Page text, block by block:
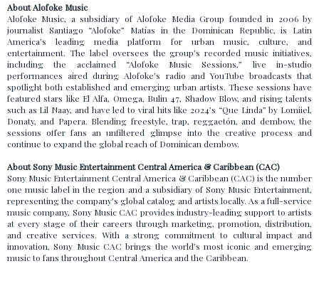
About Alofoke Music
Alofoke Music, a subsidiary of Alofoke Media Group founded in 2006 by
journalist Santiago “Alofoke” Matías in the Dominican Republic, is Latin
America’s leading media platform for urban music, culture, and
entertainment. The label oversees the group’s recorded music initiatives,
including the acclaimed “Alofoke Music Sessions,” live in-studio
performances aired during Alofoke’s radio and YouTube broadcasts that
spotlight both established and emerging urban artists. These sessions have
featured stars like El Alfa, Omega, Bulin 47, Shadow Blow, and rising talents
such as Lil Naay, and have led to viral hits like 2024’s “Que Linda” by Lomiiel,
Donaty, and Papera. Blending freestyle, trap, reggaetón, and dembow, the
sessions offer fans an unfiltered glimpse into the creative process and
continue to expand the global reach of Dominican dembow.
About Sony Music Entertainment Central America & Caribbean (CAC)
Sony Music Entertainment Central America & Caribbean (CAC) is the number
one music label in the region and a subsidiary of Sony Music Entertainment,
representing the company’s global catalog and artists locally. As a full-service
music company, Sony Music CAC provides industry-leading support to artists
at every stage of their careers through marketing, promotion, distribution,
and creative services. With a strong commitment to cultural impact and
innovation, Sony Music CAC brings the world’s most iconic and emerging
music to fans throughout Central America and the Caribbean.